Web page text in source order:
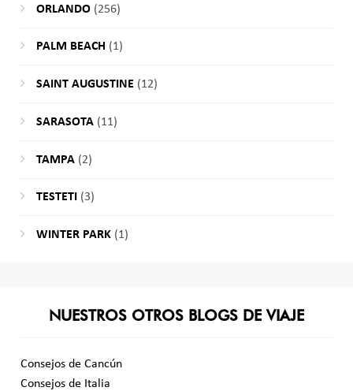
ORLANDO(256)
PALM BEACH (1)
SAINT AUGUSTINE (12)
SARASOTA(11)
TAMPA(2)
TESTETI(3)
WINTER PARK(1)
NUESTROS OTROS BLOGS DE VIAJE
Consejos de Cancún
Consejos de Italia